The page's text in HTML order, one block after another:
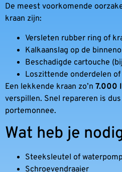
De meest voorkomende
kraan zijn:
Versleten rubber ring of
Kalkaanslag op de
Beschadigde cartouche
Loszittende onderdelen
Een lekkende kraan zo’n 7.000
verspillen. Snel repareren is
portemonnee.
Wat heb je
Steeksleutel of
Schroevendraaier